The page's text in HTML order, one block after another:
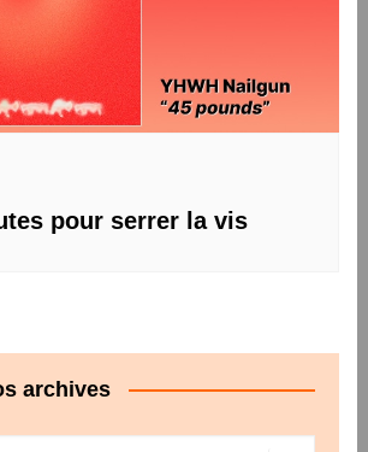
pour serrer la vis
archives